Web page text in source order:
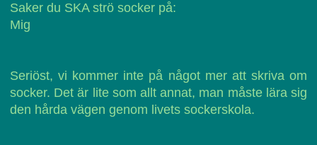
Saker du SKA strö socker på:
Mig
Seriöst, vi kommer inte på något mer att skriva om
socker. Det är lite som allt annat, man måste lära sig
den hårda vägen genom livets sockerskola.